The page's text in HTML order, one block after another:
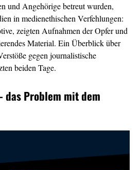
und Angehörige betreut wurden,
in medienethischen Verfehlungen:
zeigten Aufnahmen der Opfer und
Material. Ein Überblick über
gegen journalistische
beiden Tage.
Problem mit dem